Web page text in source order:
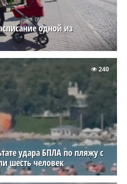
одной из
удара БПЛА по пляжу с
шесть человек
240